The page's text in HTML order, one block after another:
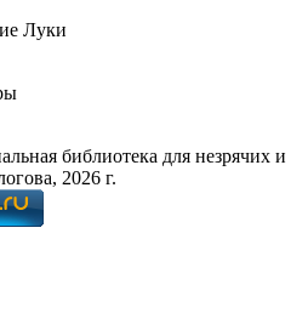
Луки
библиотека для незрячих и
2026 г.